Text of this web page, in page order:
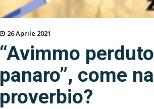
26 Aprile 2021
“Avimmo
panaro”, come
proverbio?